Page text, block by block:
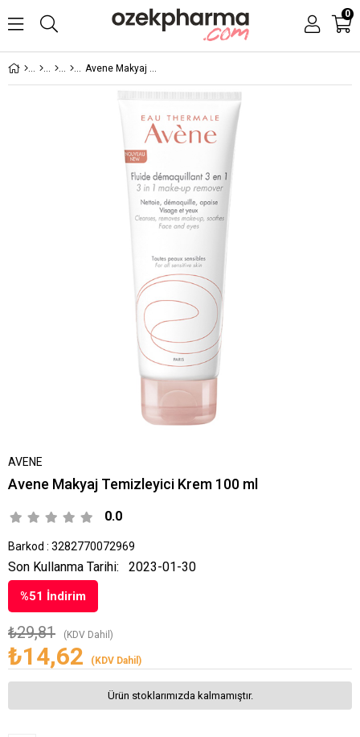
0
Avene Makyaj Temizleyici Krem 100 ml
AVENE
Avene Makyaj Temizleyici Krem 100 ml
0.0
Barkod : 3282770072969
%51 İndirim
₺29,81 (KDV Dahil)
₺14,62 (KDV Dahil)
Son Kullanma Tarihi: 2023-01-30
Ürün stoklarımızda kalmamıştır.